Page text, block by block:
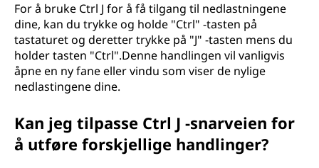
For å bruke Ctrl J for å få tilgang til nedlastningene
dine, kan du trykke og holde "Ctrl" -tasten på
tastaturet og deretter trykke på "J" -tasten mens du
holder tasten "Ctrl".Denne handlingen vil vanligvis
åpne en ny fane eller vindu som viser de nylige
nedlastingene dine.
Kan jeg tilpasse Ctrl J -snarveien for
å utføre forskjellige handlinger?